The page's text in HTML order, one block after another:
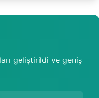
geliştirildi ve geniş